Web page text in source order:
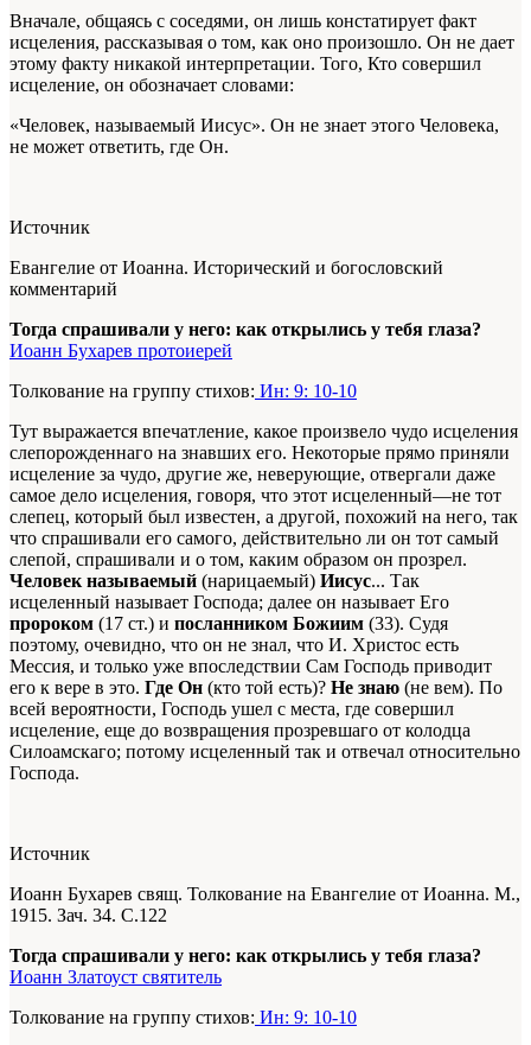
Вначале, общаясь с соседями, он лишь констатирует факт
исцеления, рассказывая о том, как оно произошло. Он не дает
этому факту никакой интерпретации. Того, Кто совершил
исцеление, он обозначает словами:
«Человек, называемый Иисус». Он не знает этого Человека,
не может ответить, где Он.
Источник
Евангелие от Иоанна. Исторический и богословский
комментарий
Тогда спрашивали у него: как открылись у тебя глаза?
Иоанн Бухарев протоиерей
Толкование на группу стихов: Ин: 9: 10-10
Тут выражается впечатление, какое произвело чудо исцеления
слепорожденнаго на знавших его. Некоторые прямо приняли
исцеление за чудо, другие же, неверующие, отвергали даже
самое дело исцеления, говоря, что этот исцеленный—не тот
слепец, который был известен, а другой, похожий на него, так
что спрашивали его самого, действительно ли он тот самый
слепой, спрашивали и о том, каким образом он прозрел.
Человек называемый (нарицаемый) Иисус... Так
исцеленный называет Господа; далее он называет Его
пророком (17 ст.) и посланником Божиим (33). Судя
поэтому, очевидно, что он не знал, что И. Христос есть
Мессия, и только уже впоследствии Сам Господь приводит
его к вере в это. Где Он (кто той есть)? Не знаю (не вем). По
всей вероятности, Господь ушел с места, где совершил
исцеление, еще до возвращения прозревшаго от колодца
Силоамскаго; потому исцеленный так и отвечал относительно
Господа.
Источник
Иоанн Бухарев свящ. Толкование на Евангелие от Иоанна. М.,
1915. Зач. 34. С.122
Тогда спрашивали у него: как открылись у тебя глаза?
Иоанн Златоуст святитель
Толкование на группу стихов: Ин: 9: 10-10